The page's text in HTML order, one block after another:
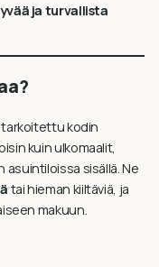
ja turvallista
tarkoitettu kodin
kuin ulkomaalit,
sisällä. Ne
tai hieman kiiltäviä, ja
makuun.